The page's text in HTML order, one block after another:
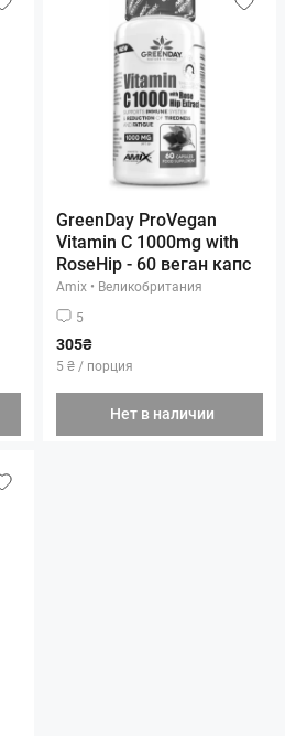
GreenDay ProVegan
Vitamin C 1000mg with
RoseHip - 60 веган капс
Amix • Великобритания
5
305₴
5 ₴ / порция
Нет в наличии